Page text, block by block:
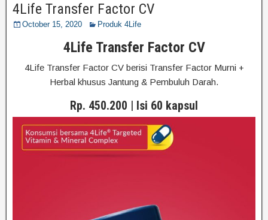
4Life Transfer Factor CV
October 15, 2020 Produk 4Life
4Life Transfer Factor CV
4Life Transfer Factor CV berisi Transfer Factor Murni +
Herbal khusus Jantung & Pembuluh Darah.
Rp. 450.200 | Isi 60 kapsul